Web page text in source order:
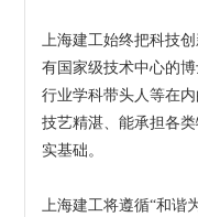
上海建工始终把科技
有国家级技术中心的
行业学科带头人等在
技艺精湛、能承担各
实基础。
上海建工将遵循“和谐